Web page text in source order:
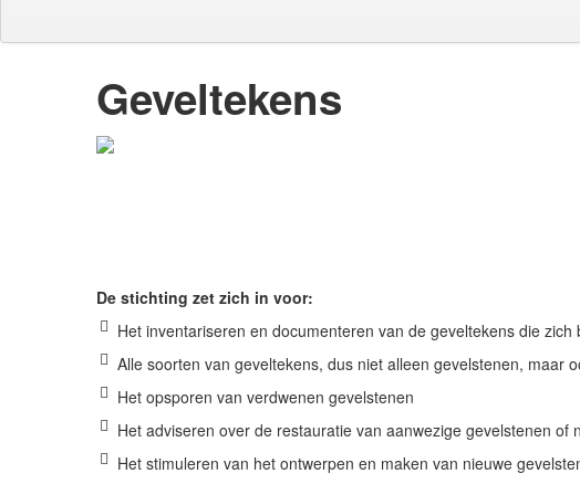
Geveltekens
De stichting zet zich in voor:
Het inventariseren en documenteren van de geveltekens die
Alle soorten van geveltekens, dus niet alleen gevelstenen,
Het opsporen van verdwenen gevelstenen
Het adviseren over de restauratie van aanwezige gevelstenen of
Het stimuleren van het ontwerpen en maken van nieuwe